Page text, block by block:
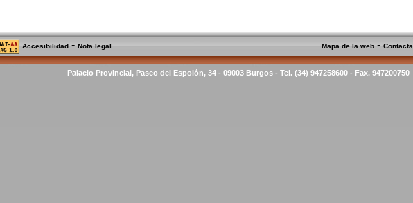
Accesibilidad -Nota legal Mapa de la web -Contacta
Palacio Provincial, Paseo del Espolón, 34 - 09003 Burgos - Tel. (34) 947258600 - Fax. 947200750